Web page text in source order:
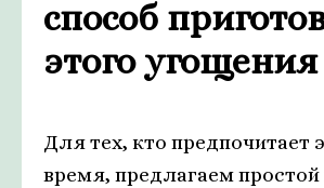
способ
этого угощения
Для тех, кто предпочитает
время, предлагаем